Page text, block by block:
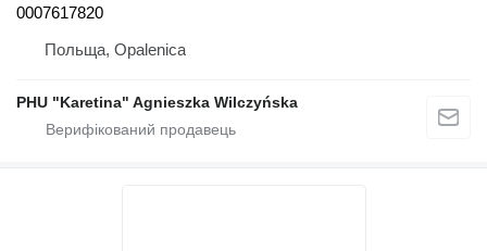
0007617820
Польща, Opalenica
PHU "Karetina" Agnieszka Wilczyńska